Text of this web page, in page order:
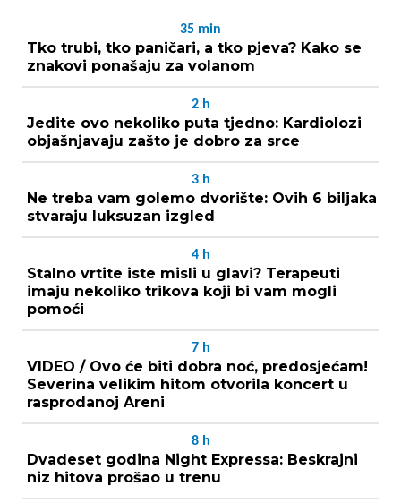
35 min
Tko trubi, tko paničari, a tko pjeva? Kako se
znakovi ponašaju za volanom
2 h
Jedite ovo nekoliko puta tjedno: Kardiolozi
objašnjavaju zašto je dobro za srce
3 h
Ne treba vam golemo dvorište: Ovih 6 biljaka
stvaraju luksuzan izgled
4 h
Stalno vrtite iste misli u glavi? Terapeuti
imaju nekoliko trikova koji bi vam mogli
pomoći
7 h
VIDEO / Ovo će biti dobra noć, predosjećam!
Severina velikim hitom otvorila koncert u
rasprodanoj Areni
8 h
Dvadeset godina Night Expressa: Beskrajni
niz hitova prošao u trenu